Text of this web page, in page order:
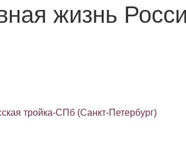
жизнь
тройка-СПб (Санкт-Петербург)